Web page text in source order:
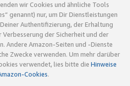
wir Cookies und ähnliche Tools
genannt) nur, um Dir Dienstleistungen
Authentifizierung, der Erhaltung
Verbesserung der Sicherheit und der
Andere Amazon-Seiten und -Dienste
Zwecke verwenden. Um mehr darüber
verwendet, lies bitte die Hinweise
Cookies.